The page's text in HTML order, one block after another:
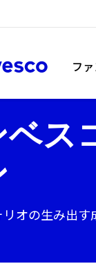
フ
ベス
オの生み出